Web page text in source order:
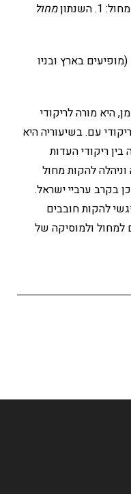
מחול
(מופיעים בארץ ובניו
היא מורה לריקודי
עם. בשיעוריה היא
ריקודי העדות
להקות מחול
בקרב ערביי ישראל.
להקות חובבים
למחול ולמוסיקה של